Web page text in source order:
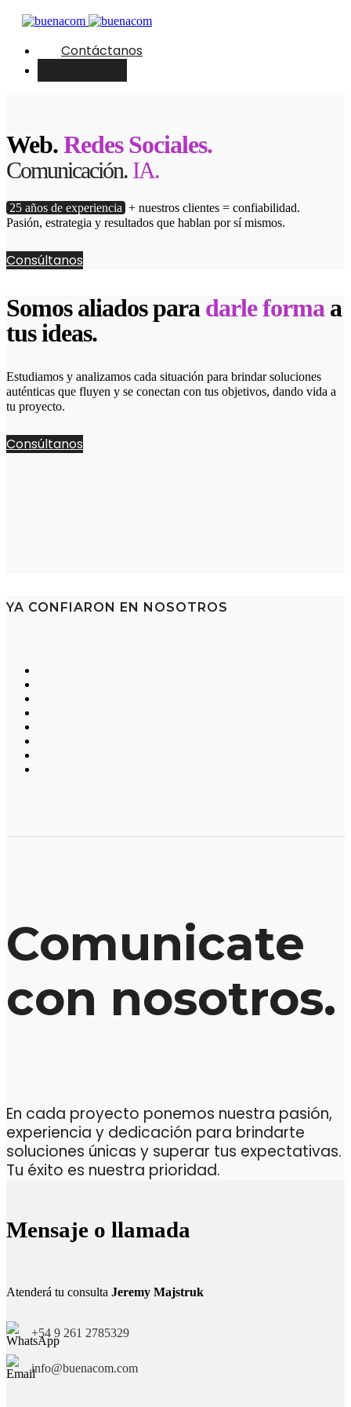
Contáctanos
Web.Redes Sociales.
Comunicación. IA.
25 años de experiencia + nuestros clientes = confiabilidad.
Pasión, estrategia y resultados que hablan por sí mismos.
Consúltanos
Somos aliados para darle forma a
tus ideas.
Estudiamos y analizamos cada situación para brindar soluciones
auténticas que fluyen y se conectan con tus objetivos, dando vida a
tu proyecto.
Consúltanos
YA CONFIARON EN NOSOTROS
Comunicate
con nosotros.
En cada proyecto ponemos nuestra pasión,
experiencia y dedicación para brindarte
soluciones únicas y superar tus expectativas.
Tu éxito es nuestra prioridad.
Mensaje o llamada
Atenderá tu consulta Jeremy Majstruk
+54 9 261 2785329
info@buenacom.com